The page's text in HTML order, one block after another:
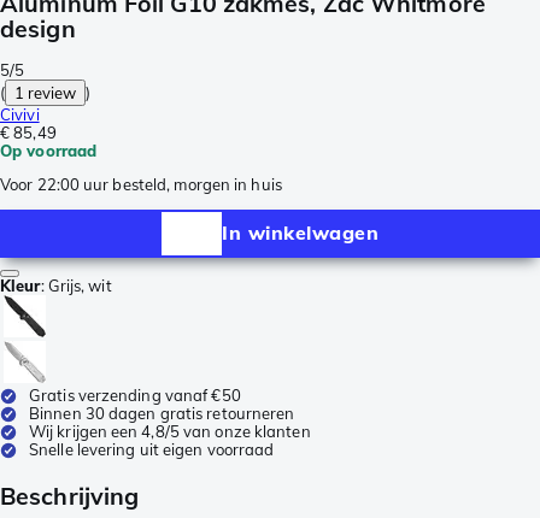
design
5/5
( 1 review )
Civivi
€ 85,49
Op voorraad
Voor 22:00 uur besteld, morgen in huis
In winkelwagen
Kleur:Grijs, wit
Gratis verzending vanaf €50
Binnen 30 dagen gratis retourneren
Wij krijgen een 4,8/5 van onze klanten
Snelle levering uit eigen voorraad
Beschrijving